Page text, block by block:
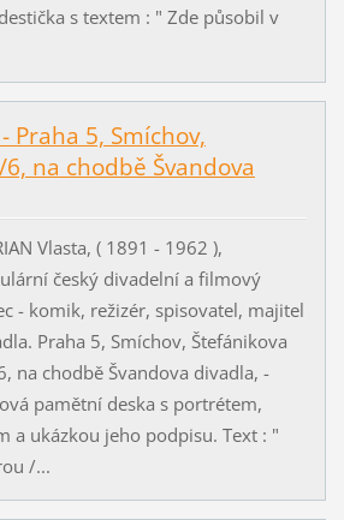
s textem : " Zde působil v
Praha 5, Smíchov,
na chodbě Švandova
Vlasta, ( 1891 - 1962 ),
český divadelní a filmový
- komik, režizér, spisovatel, majitel
Praha 5, Smíchov, Štefánikova
na chodbě Švandova divadla, -
pamětní deska s portrétem,
a ukázkou jeho podpisu. Text : "
/...